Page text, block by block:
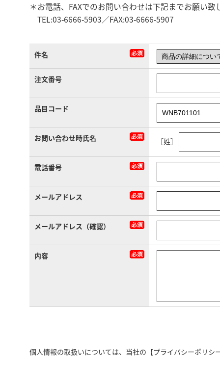
＊お電話、FAXでのお問い合わせは下記までお願い致
TEL:03-6666-5903／FAX:03-6666-5907
件名
注文番号
品目コード
お問い合わせ時氏名 ［姓］
電話番号
メールアドレス
メールアドレス（確認）
内容
個人情報の取扱いについては、当社の 【プライバシーポリシ